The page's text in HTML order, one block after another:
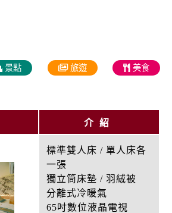
景點 旅遊 美食
介紹
標準雙人床 / 單人床各
一張
獨立筒床墊 / 羽絨被
分離式冷暖氣
65吋數位液晶電視